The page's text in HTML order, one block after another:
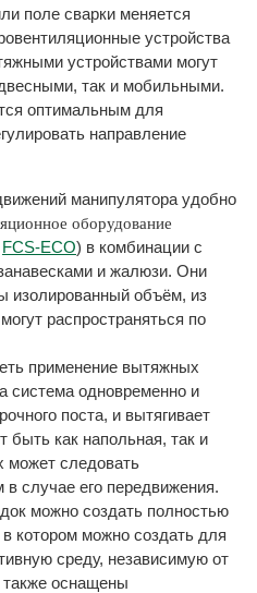
поле сварки меняется
устройства
устройствами могут
так и мобильными.
оптимальным для
направление
манипулятора удобно
оборудование
FCS-ECO) в комбинации с
и жалюзи. Они
изолированный объём, из
распространяться по
применение вытяжных
система одновременно и
поста, и вытягивает
как напольная, так и
может следовать
в случае его передвижения.
можно создать полностью
в котором можно создать для
среду, независимую от
также оснащены